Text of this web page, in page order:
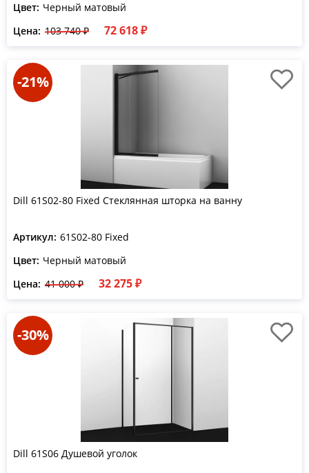
Цвет: Черный матовый
Цена: 103 740 ₽ 72 618 ₽
-21%
Dill 61S02-80 Fixed Стеклянная шторка на ванну
Артикул: 61S02-80 Fixed
Цвет: Черный матовый
Цена: 41 000 ₽ 32 275 ₽
-30%
Dill 61S06 Душевой уголок